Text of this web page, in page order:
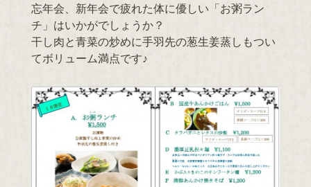
忘年会、新年会で疲れた体に優しい「お粥ラン
チ」はいかがでしょうか？
干し肉と青菜の炒めに手羽先の葱生姜蒸しもつい
てボリューム満点です♪